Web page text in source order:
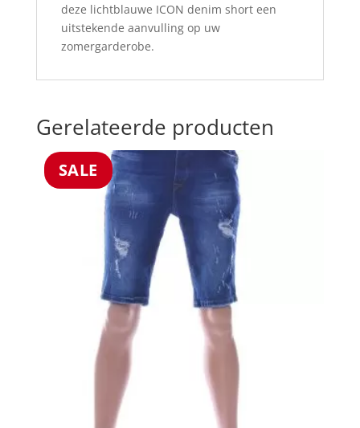
deze lichtblauwe ICON denim short een
uitstekende aanvulling op uw
zomergarderobe.
Gerelateerde producten
SALE